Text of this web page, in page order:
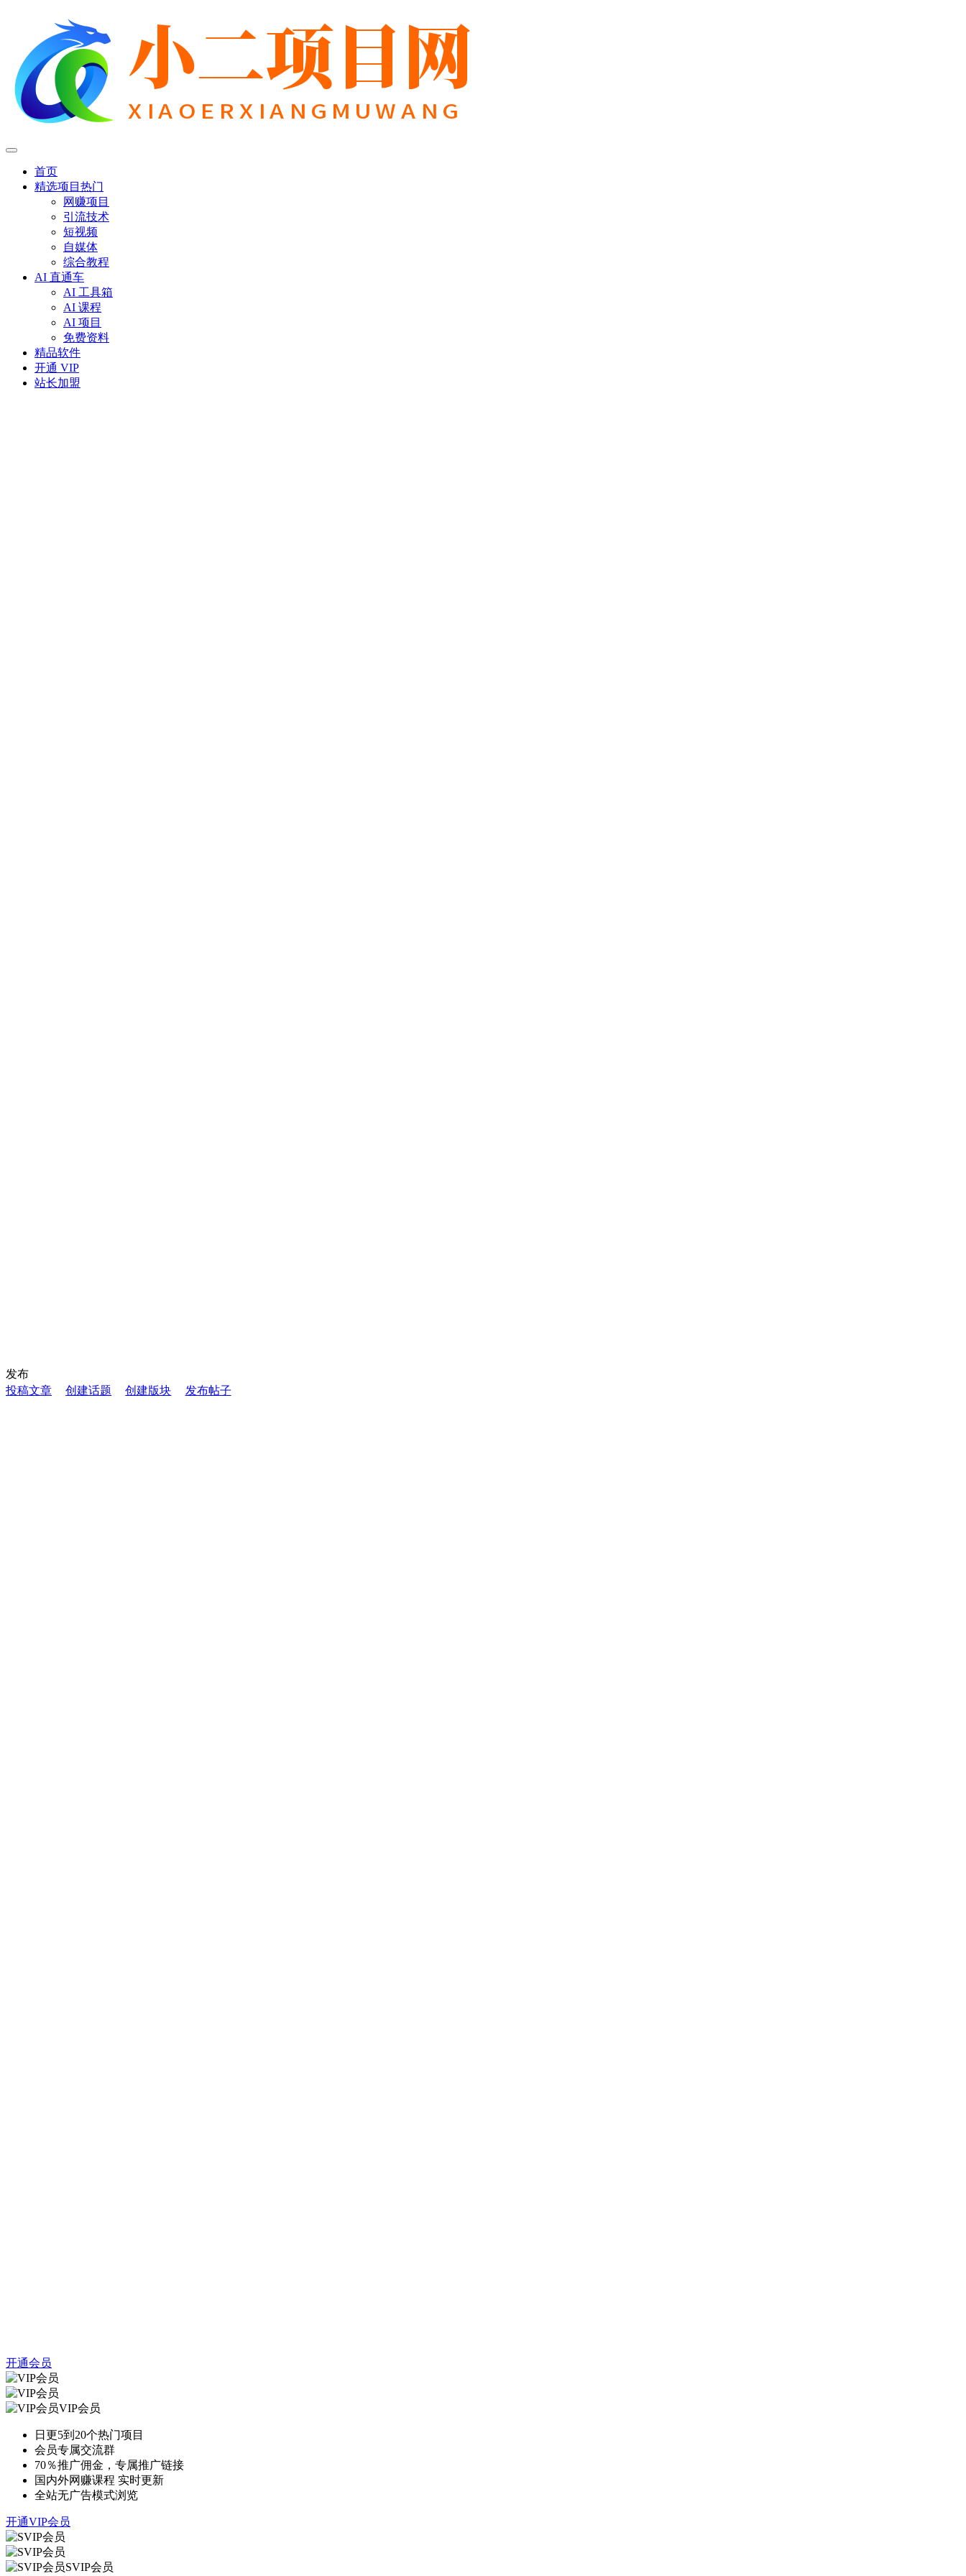
首页
精选项目 热门
网赚项目
引流技术
短视频
自媒体
综合教程
AI 直通车
AI 工具箱
AI 课程
AI 项目
免费资料
精品软件
开通 VIP
站长加盟
发布
投稿文章
创建话题 创建版块 发布帖子
开通会员
VIP会员
日更5到20个热门项目
会员专属交流群
70％推广佣金，专属推广链接
国内外网赚课程 实时更新
全站无广告模式浏览
开通VIP会员
SVIP会员